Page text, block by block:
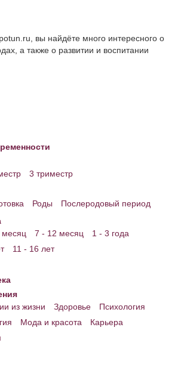
вы найдёте много интересного о
а также о развитии и воспитании
3 триместр
Роды
Послеродовый период
месяц 7 - 12 месяц
1 - 3 года
11 - 16 лет
из жизни Здоровье
Психология
Мода и красота
Карьера